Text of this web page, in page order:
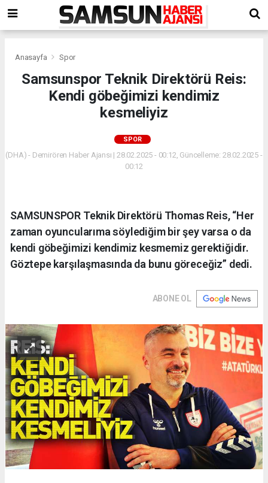
Anasayfa Spor
Samsunspor Teknik Direktörü Reis:
Kendi göbeğimizi kendimiz
kesmeliyiz
SPOR
(DHA) - Demirören Haber Ajansı | 28.02.2025 - 00:12, Güncelleme: 28.02.2025 -
00:12
SAMSUNSPOR Teknik Direktörü Thomas Reis, “Her
zaman oyuncularıma söylediğim bir şey varsa o da
kendi göbeğimizi kendimiz kesmemiz gerektiğidir.
Göztepe karşılaşmasında da bunu göreceğiz” dedi.
ABONE OL